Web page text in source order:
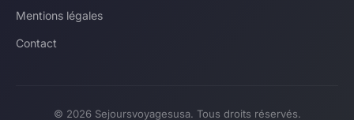
Mentions légales
Contact
© 2026 Sejoursvoyagesusa. Tous droits réservés.